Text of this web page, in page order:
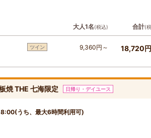
大人1名(税込) 合計(
ツイン 9,360円～ 18,720
焼 THE 七海限定 日帰り・デイユース
うち、最大6時間利用可)